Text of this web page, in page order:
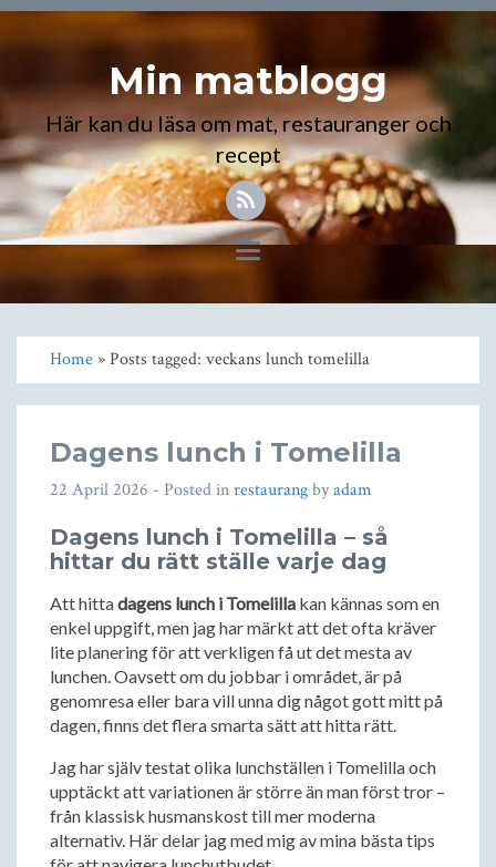
Min matblogg
Här kan du läsa om mat, restauranger och
recept
Toggle
Home» Posts tagged: veckans lunch tomelilla
Dagens lunch i Tomelilla
22 April 2026 - Posted inrestaurangbyadam
Dagens lunch i Tomelilla – så
hittar du rätt ställe varje dag
Att hittadagens lunch i Tomelilla kan kännas som en
enkel uppgift, men jag har märkt att det ofta kräver
lite planering för att verkligen få ut det mesta av
lunchen. Oavsett om du jobbar i området, är på
genomresa eller bara vill unna dig något gott mitt på
dagen, finns det flera smarta sätt att hitta rätt.
Jag har själv testat olika lunchställen i Tomelilla och
upptäckt att variationen är större än man först tror –
från klassisk husmanskost till mer moderna
alternativ. Här delar jag med mig av mina bästa tips